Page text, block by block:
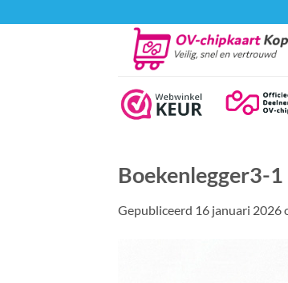
naar
Boekenlegger3-1
Gepubliceerd 16 januari 2026